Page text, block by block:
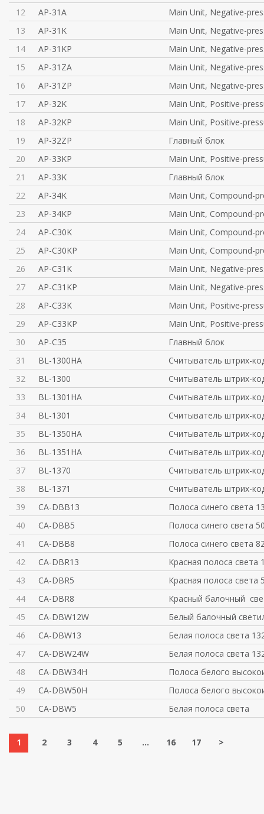
12
AP-31A
Main Unit, Negative-
13
AP-31K
Main Unit, Negative-
14
AP-31KP
Main Unit, Negative-
15
AP-31ZA
Main Unit, Negative-
16
AP-31ZP
Main Unit, Negative-
17
AP-32K
Main Unit, Positive-
18
AP-32KP
Main Unit, Positive-
19
AP-32ZP
Главный блок
20
AP-33KP
Main Unit, Positive-
21
AP-33K
Главный блок
22
AP-34K
Main Unit, Compound-
23
AP-34KP
Main Unit, Compound-
24
AP-C30K
Main Unit, Compound-
25
AP-C30KP
Main Unit, Compound-
26
AP-C31K
Main Unit, Negative-
27
AP-C31KP
Main Unit, Negative-
28
AP-C33K
Main Unit, Positive-
29
AP-C33KP
Main Unit, Positive-
30
AP-C35
Главный блок
31
BL-1300HA
Считыватель штрих-
32
BL-1300
Считыватель штрих-
33
BL-1301HA
Считыватель штрих-
34
BL-1301
Считыватель штрих-
35
BL-1350HA
Считыватель штрих-
36
BL-1351HA
Считыватель штрих-
37
BL-1370
Считыватель штрих-
38
BL-1371
Считыватель штрих-
39
CA-DBB13
Полоса синего света
40
CA-DBB5
Полоса синего света
41
CA-DBB8
Полоса синего света
42
CA-DBR13
Красная полоса света
43
CA-DBR5
Красная полоса света
44
CA-DBR8
Красный балочный
45
CA-DBW12W
Белый балочный
46
CA-DBW13
Белая полоса света
47
CA-DBW24W
Белая полоса света
48
CA-DBW34H
Полоса белого
49
CA-DBW50H
Полоса белого
50
CA-DBW5 Белая полоса света
1 2 3 4 5 ... 16 17 >